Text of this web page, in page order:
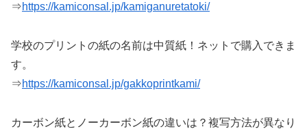
⇒https://kamiconsal.jp/kamiganuretatoki/
学校のプリントの紙の名前は中質紙！ネットで購入できま
す。
⇒https://kamiconsal.jp/gakkoprintkami/
カーボン紙とノーカーボン紙の違いは？複写方法が異なり